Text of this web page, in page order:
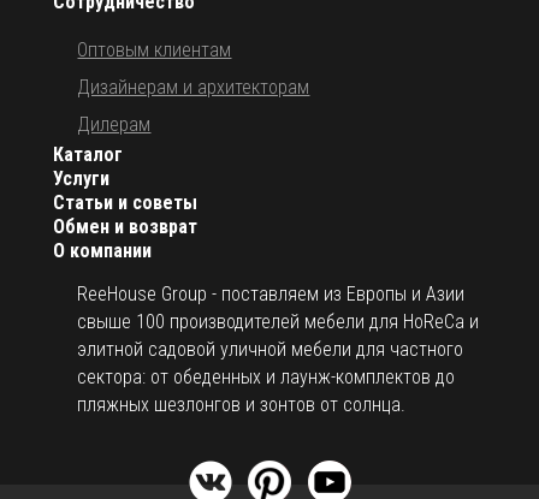
О компании
ReeHouse Group - поставляем из Европы и Азии
свыше 100 производителей мебели для HoReCa и
элитной садовой уличной мебели для частного
сектора: от обеденных и лаунж-комплектов до
пляжных шезлонгов и зонтов от солнца.
Каталог
Услуги
Статьи и советы
Обмен и возврат
Оптовым клиентам
Дизайнерам и архитекторам
Дилерам